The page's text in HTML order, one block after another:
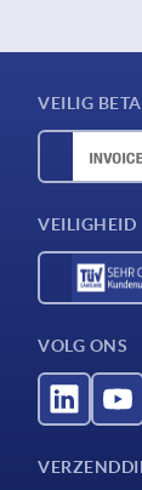
VEILIG
VEILIGHEID
VOLG ONS